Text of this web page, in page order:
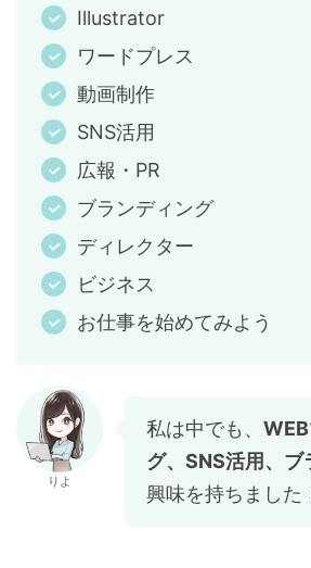
Illustrator
ワードプレス
動画制作
SNS活用
広報・PR
ブランディング
ディレクター
ビジネス
お仕事を始めてみよう
りよ
私は中でも、
グ、SNS活用、ブ
興味を持ちました